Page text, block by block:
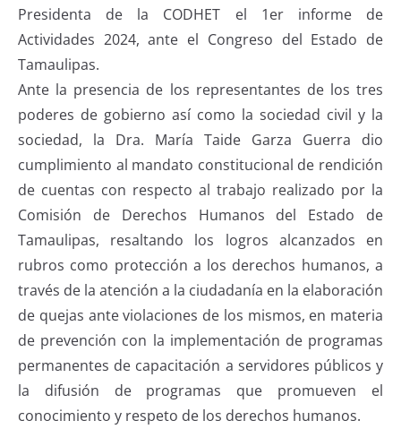
Presidenta de la CODHET el 1er informe de
Actividades 2024, ante el Congreso del Estado de
Tamaulipas.
Ante la presencia de los representantes de los tres
poderes de gobierno así como la sociedad civil y la
sociedad, la Dra. María Taide Garza Guerra dio
cumplimiento al mandato constitucional de rendición
de cuentas con respecto al trabajo realizado por la
Comisión de Derechos Humanos del Estado de
Tamaulipas, resaltando los logros alcanzados en
rubros como protección a los derechos humanos, a
través de la atención a la ciudadanía en la elaboración
de quejas ante violaciones de los mismos, en materia
de prevención con la implementación de programas
permanentes de capacitación a servidores públicos y
la difusión de programas que promueven el
conocimiento y respeto de los derechos humanos.